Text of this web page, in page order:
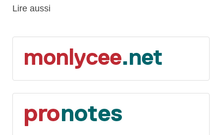
Lire aussi